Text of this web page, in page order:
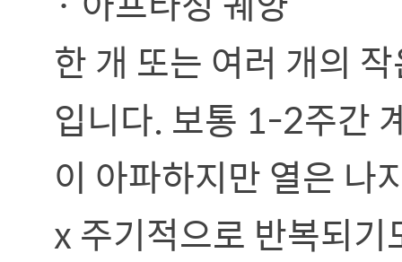
한 개 또는 여러 개의
입니다. 보통 1-2주간
이 아파하지만 열은 나
x 주기적으로 반복되